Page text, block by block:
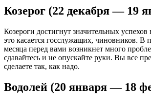
Козерог (22 декабря — 19
Козероги достигнут значительных
это касается госслужащих, чиновников. В
месяца перед вами возникнет много
сдавайтесь и не опускайте руки. Вы все
сделаете так, как надо.
Водолей (20 января — 18